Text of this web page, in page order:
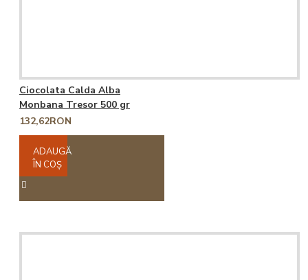
Ciocolata Calda Alba
Monbana Tresor 500 gr
132,62RON
ADAUGĂ
ÎN COŞ